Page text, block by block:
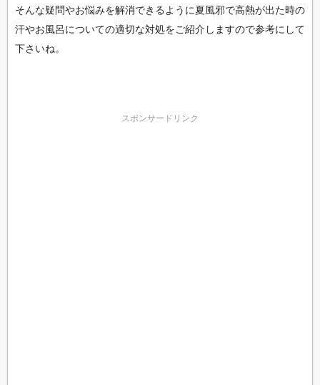
そんな疑問やお悩みを解消できるように夏風邪で高熱が出た時の
汗やお風呂についての適切な対処をご紹介しますので参考にして
下さいね。
スポンサードリンク